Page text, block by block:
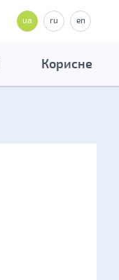
ua ru en
Корисне